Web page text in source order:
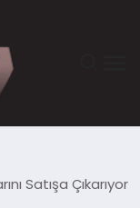
Satışa Çıkarıyor